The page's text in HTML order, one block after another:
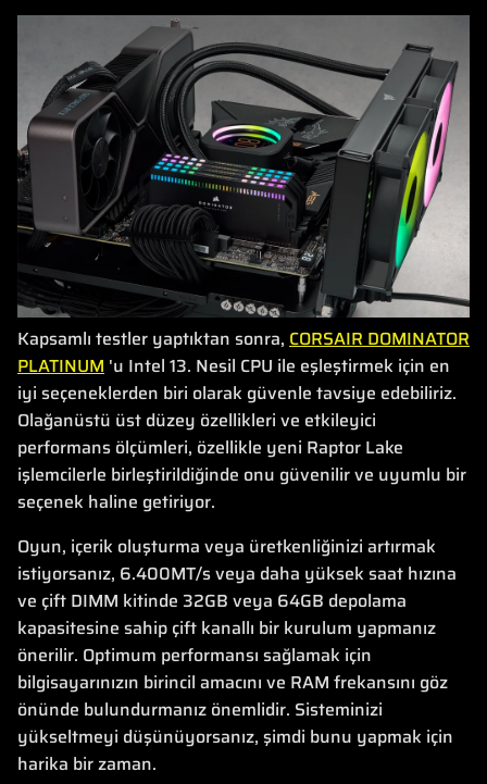
Kapsamlı testler yaptıktan sonra, CORSAIR DOMINATOR
PLATINUM 'u Intel 13. Nesil CPU ile eşleştirmek için en
iyi seçeneklerden biri olarak güvenle tavsiye edebiliriz.
Olağanüstü üst düzey özellikleri ve etkileyici
performans ölçümleri, özellikle yeni Raptor Lake
işlemcilerle birleştirildiğinde onu güvenilir ve uyumlu bir
seçenek haline getiriyor.
Oyun, içerik oluşturma veya üretkenliğinizi artırmak
istiyorsanız, 6.400MT/s veya daha yüksek saat hızına
ve çift DIMM kitinde 32GB veya 64GB depolama
kapasitesine sahip çift kanallı bir kurulum yapmanız
önerilir. Optimum performansı sağlamak için
bilgisayarınızın birincil amacını ve RAM frekansını göz
önünde bulundurmanız önemlidir. Sisteminizi
yükseltmeyi düşünüyorsanız, şimdi bunu yapmak için
harika bir zaman.